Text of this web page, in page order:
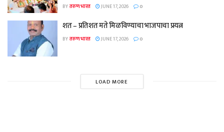
BYतरुण भारत JUNE 17, 2026 0
शत – प्रतिशत मते मिळविण्याचा भाजपाचा प्रयत्न
BYतरुण भारत JUNE 17, 2026 0
LOAD MORE